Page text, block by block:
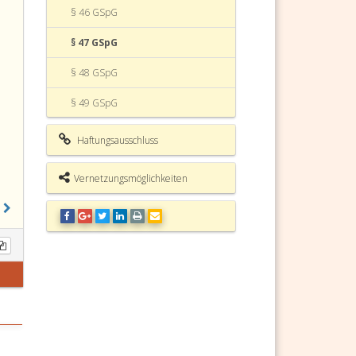
§ 46 GSpG
§ 47 GSpG
§ 48 GSpG
§ 49 GSpG
§ 50 GSpG
§ 51 GSpG Spielgeheimnis
§ 52 GSpG
Verwaltungsstrafbestimmungen
§ 52a GSpG Erhöhte Beugestrafe
Haftungsausschluss
Vernetzungsmöglichkeiten